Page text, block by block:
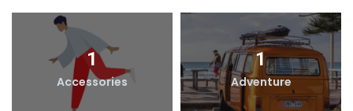
1
Accessories
1
Adventure